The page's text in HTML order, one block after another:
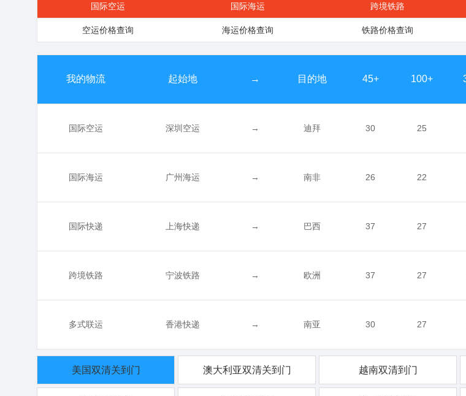
国际空运 国际海运 跨境铁路
空运价格查询 海运价格查询 铁路价格查询
我的物流 起始地 → 目的地 45+ 100+
国际空运 深圳空运 → 迪拜 30 25
国际海运 广州海运 → 南非 26 22
国际快递 上海快递 → 巴西 37 27
跨境铁路 宁波铁路 → 欧洲 37 27
多式联运 香港快递 → 南亚 30 27
美国双清关到门 澳大利亚双清关到门 越南双清到门